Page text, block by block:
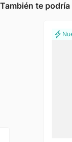
También te